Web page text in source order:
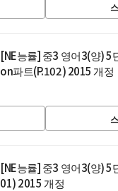
[NE능률] 중3 영어3(양)
on파트(P.102) 2015 개정
[NE능률] 중3 영어3(양) 5
01) 2015 개정